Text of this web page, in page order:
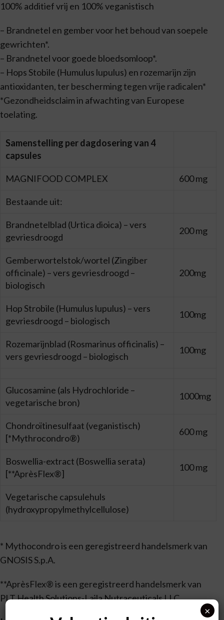
100% additief vrij en 100% veganistisch
– Brandnetel en gember voor het behoud van soepele
gewrichten*.
– Brandnetel voor goede bloedsomloop*.
– Hops Stobile (Humulus lupulus) en rozemarijn zijn
antioxidanten, ter bescherming tegen vrije radicalen*
*Gezondheidsclaim in afwachting van Europese
toelating.
Samenstelling per dagdosering van 4
capsules
MAGNIFOOD COMPLEX 600 mg
Bestaande uit:
Brandnetelblad (Urtica dioica) – vers
gevriesdroogd
200 mg
Gemberwortelstok/wortel (Zingiber
officinale) – vers gevriesdroogd –
biologisch
200mg
Hop Strobile (Humulus lupulus) – vers
gevriesdroogd – biologisch
100mg
Rozemarijnblad (Rosmarinus officinalis) –
vers gevriesdroogd – biologisch
100mg
Glucosamine (als Hydrochloride –
vegetarische bron)
1000mg
Chondroïtinesulfaat (veganistisch)
[*Mythrocondro®)
600 mg
Boswellia-extract (Boswellia serata)
[**AprèsFlex®]
100 mg
Vegetarische capsulehuls
(hydroxypropylmethylcellulose)
* Mythocondro is een geregistreerd handelsmerk van
GNOSIS S.p.A.
**AprèsFlex® is een geregistreerd handelsmerk van
PLT Health Solutions-Laila Nutraceuticals LLC.
×